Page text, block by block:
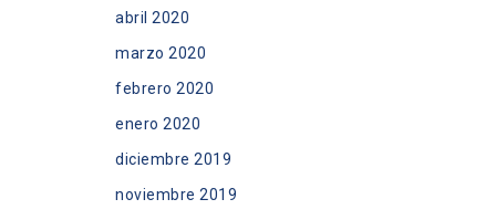
abril 2020
marzo 2020
febrero 2020
enero 2020
diciembre 2019
noviembre 2019